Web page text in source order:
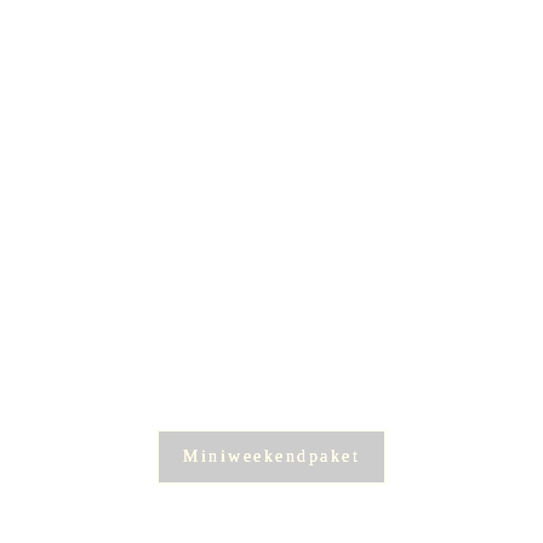
Miniweekendpaket